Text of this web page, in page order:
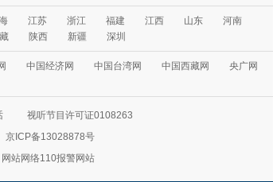
江苏 浙江 福建 江西 山东
河南
陕西 新疆 深圳
中国经济网 中国台湾网 中国西藏网
央广网
视听节目许可证0108263
京ICP备13028878号
网站网络110报警网站